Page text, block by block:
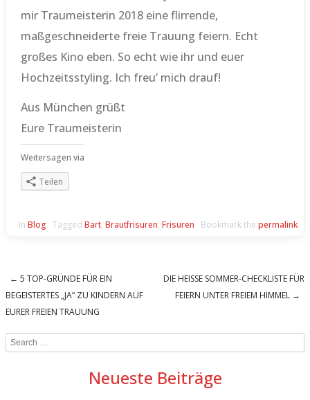
mir Traumeisterin 2018 eine flirrende,
maßgeschneiderte freie Trauung feiern. Echt
großes Kino eben. So echt wie ihr und euer
Hochzeitsstyling. Ich freu’ mich drauf!
Aus München grüßt
Eure Traumeisterin
Weitersagen via
Teilen
In Blog Tagged Bart, Brautfrisuren, Frisuren Bookmark the permalink.
Post navigation
← 5 TOP-GRÜNDE FÜR EIN
BEGEISTERTES „JA“ ZU KINDERN AUF
EURER FREIEN TRAUUNG
DIE HEISSE SOMMER-CHECKLISTE FÜR F
EIERN UNTER FREIEM HIMMEL →
Search
Neueste Beiträge